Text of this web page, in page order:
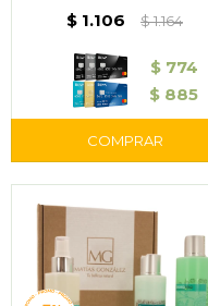
$ 1.106 $1.164
$ 774
$ 885